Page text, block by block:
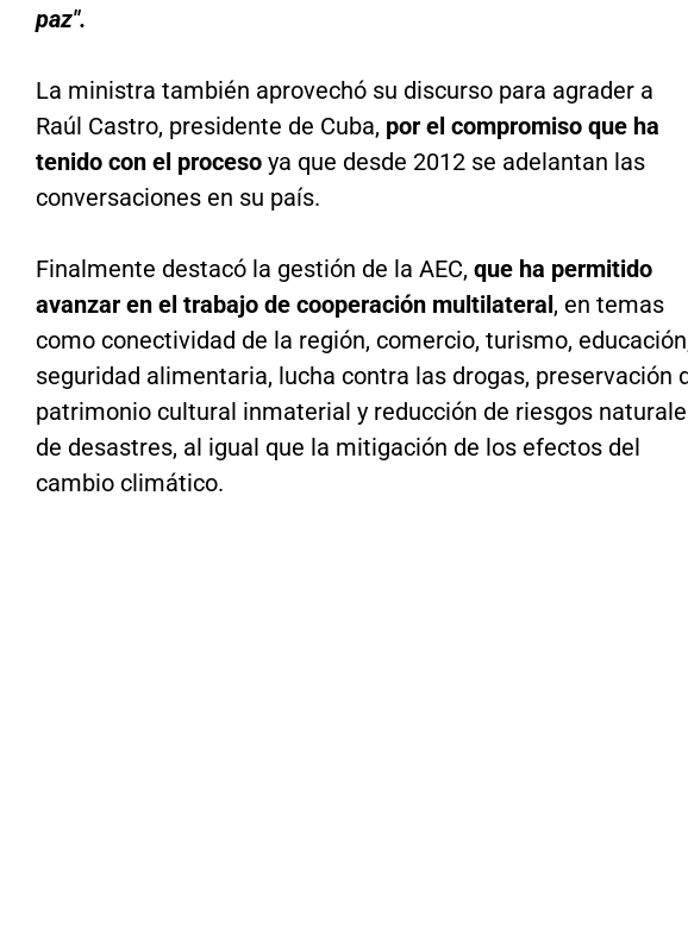
paz".
La ministra también aprovechó su discurso para agrader a
Raúl Castro, presidente de Cuba, por el compromiso que ha
tenido con el procesoya que desde 2012 se adelantan las
conversaciones en su país.
Finalmente destacó la gestión de la AEC, que ha permitido
avanzar en el trabajo de cooperación multilateral, en temas
como conectividad de la región, comercio, turismo,
seguridad alimentaria, lucha contra las drogas, preservación
patrimonio cultural inmaterial y reducción de riesgos
de desastres, al igual que la mitigación de los efectos del
cambio climático.